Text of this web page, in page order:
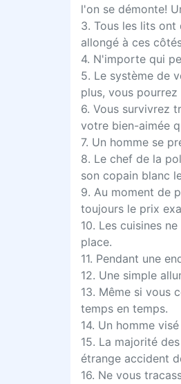
l'on se démonte!
3. Tous les lits ont
allongé à ces
4. N'importe qui
5. Le système de
plus, vous
6. Vous survivrez
votre bien-aimée
7. Un homme se
8. Le chef de la
son copain blanc
9. Au moment de
toujours le prix
10. Les cuisines
place.
11. Pendant une
12. Une simple
13. Même si vous
temps en temps.
14. Un homme
15. La majorité
étrange accident
16. Ne vous